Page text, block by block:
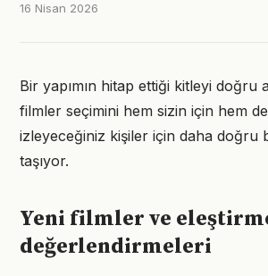
16 Nisan 2026
Bir yapımın hitap ettiği kitleyi doğru
filmler seçimini hem sizin için hem
izleyeceğiniz kişiler için daha doğru
taşıyor.
Yeni filmler ve
değerlendirmeleri